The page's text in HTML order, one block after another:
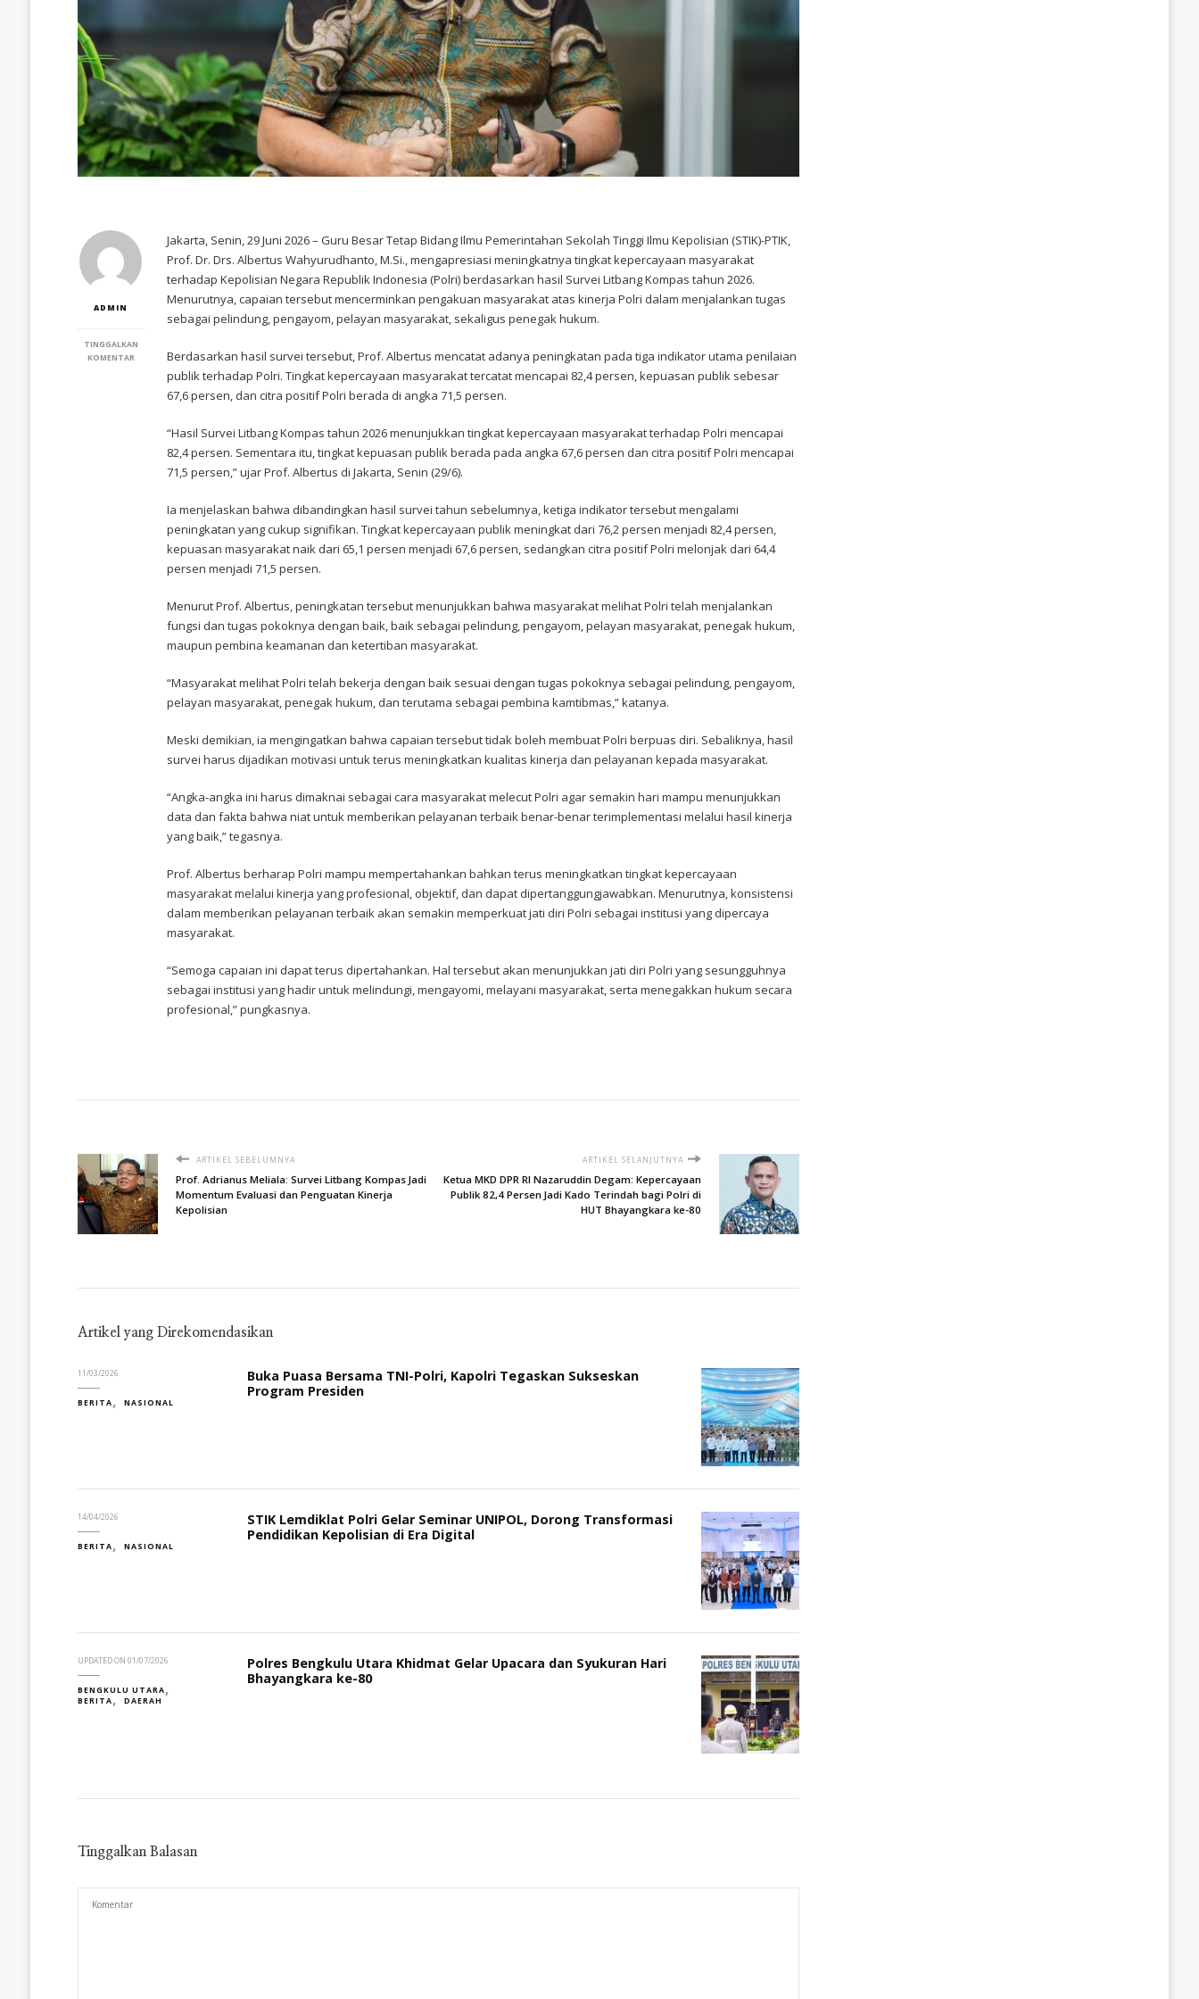
ADMIN
TINGGALKAN
KOMENTARPADA
KENAIKAN
KEPERCAYAAN
TERHADAP
Jakarta, Senin, 29 Juni 2026 – Guru Besar Tetap Bidang Ilmu Pemerintahan Sekolah Tinggi Ilmu Kepolisian (STIK)-PTIK,
Prof. Dr. Drs. Albertus Wahyurudhanto, M.Si., mengapresiasi meningkatnya tingkat kepercayaan masyarakat
terhadap Kepolisian Negara Republik Indonesia (Polri) berdasarkan hasil Survei Litbang Kompas tahun 2026.
Menurutnya, capaian tersebut mencerminkan pengakuan masyarakat atas kinerja Polri dalam menjalankan tugas
sebagai pelindung, pengayom, pelayan masyarakat, sekaligus penegak hukum.
Berdasarkan hasil survei tersebut, Prof. Albertus mencatat adanya peningkatan pada tiga indikator utama penilaian
publik terhadap Polri. Tingkat kepercayaan masyarakat tercatat mencapai 82,4 persen, kepuasan publik sebesar
67,6 persen, dan citra positif Polri berada di angka 71,5 persen.
“Hasil Survei Litbang Kompas tahun 2026 menunjukkan tingkat kepercayaan masyarakat terhadap Polri mencapai
82,4 persen. Sementara itu, tingkat kepuasan publik berada pada angka 67,6 persen dan citra positif Polri mencapai
71,5 persen,” ujar Prof. Albertus di Jakarta, Senin (29/6).
Ia menjelaskan bahwa dibandingkan hasil survei tahun sebelumnya, ketiga indikator tersebut mengalami
peningkatan yang cukup signifikan. Tingkat kepercayaan publik meningkat dari 76,2 persen menjadi 82,4 persen,
kepuasan masyarakat naik dari 65,1 persen menjadi 67,6 persen, sedangkan citra positif Polri melonjak dari 64,4
persen menjadi 71,5 persen.
Menurut Prof. Albertus, peningkatan tersebut menunjukkan bahwa masyarakat melihat Polri telah menjalankan
fungsi dan tugas pokoknya dengan baik, baik sebagai pelindung, pengayom, pelayan masyarakat, penegak hukum,
maupun pembina keamanan dan ketertiban masyarakat.
“Masyarakat melihat Polri telah bekerja dengan baik sesuai dengan tugas pokoknya sebagai pelindung, pengayom,
pelayan masyarakat, penegak hukum, dan terutama sebagai pembina kamtibmas,” katanya.
Meski demikian, ia mengingatkan bahwa capaian tersebut tidak boleh membuat Polri berpuas diri. Sebaliknya, hasil
survei harus dijadikan motivasi untuk terus meningkatkan kualitas kinerja dan pelayanan kepada masyarakat.
“Angka-angka ini harus dimaknai sebagai cara masyarakat melecut Polri agar semakin hari mampu menunjukkan
data dan fakta bahwa niat untuk memberikan pelayanan terbaik benar-benar terimplementasi melalui hasil kinerja
yang baik,” tegasnya.
Prof. Albertus berharap Polri mampu mempertahankan bahkan terus meningkatkan tingkat kepercayaan
masyarakat melalui kinerja yang profesional, objektif, dan dapat dipertanggungjawabkan. Menurutnya, konsistensi
dalam memberikan pelayanan terbaik akan semakin memperkuat jati diri Polri sebagai institusi yang dipercaya
masyarakat.
“Semoga capaian ini dapat terus dipertahankan. Hal tersebut akan menunjukkan jati diri Polri yang sesungguhnya
sebagai institusi yang hadir untuk melindungi, mengayomi, melayani masyarakat, serta menegakkan hukum secara
profesional,” pungkasnya.
ARTIKEL SEBELUMNYA
Prof. Adrianus Meliala: Survei Litbang Kompas Jadi
Momentum Evaluasi dan Penguatan Kinerja
Kepolisian
ARTIKEL SELANJUTNYA
Ketua MKD DPR RI Nazaruddin Degam: Kepercayaan
Publik 82,4 Persen Jadi Kado Terindah bagi Polri di
HUT Bhayangkara ke-80
Artikel yang Direkomendasikan
11/03/2026
BERITA NASIONAL
Buka Puasa Bersama TNI-Polri, Kapolri Tegaskan Sukseskan
Program Presiden
14/04/2026
BERITA NASIONAL
STIK Lemdiklat Polri Gelar Seminar UNIPOL, Dorong Transformasi
Pendidikan Kepolisian di Era Digital
UPDATED ON 01/07/2026
BENGKULU UTARA
BERITA
DAERAH
Polres Bengkulu Utara Khidmat Gelar Upacara dan Syukuran Hari
Bhayangkara ke-80
Tinggalkan Balasan